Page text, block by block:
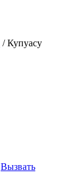
/ Купуасу
Вызвать